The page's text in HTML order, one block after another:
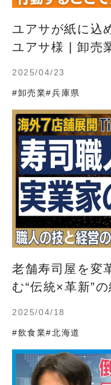
ユアサが紙に込
ユアサ様 | 卸売
2025/04/23
#卸売業#兵庫県
老舗寿司屋を変
む“伝統×革新”
2025/04/18
#飲食業#北海道